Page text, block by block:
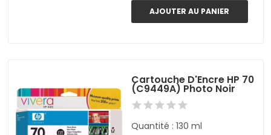
AJOUTER AU PANIER
Cartouche D'Encre HP 70
(C9449A) Photo Noir
Quantité : 130 ml